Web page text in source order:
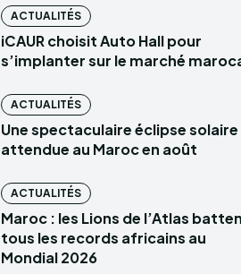
ACTUALITÉS
iCAUR choisit Auto Hall pour
s’implanter sur le marché
ACTUALITÉS
Une spectaculaire éclipse solaire
attendue au Maroc en août
ACTUALITÉS
Maroc : les Lions de l’Atlas
tous les records africains au
Mondial 2026